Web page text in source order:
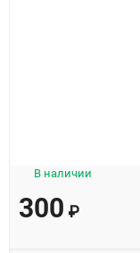
В наличии
300 ₽